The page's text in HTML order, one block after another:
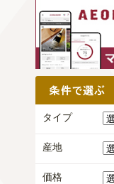
タイプ
産地
価格